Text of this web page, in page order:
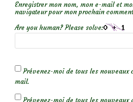
Enregistrer mon nom, mon e-mail et
navigateur pour mon prochain
Are you human? Please solve:
Prévenez-moi de tous les nouveaux
mail.
Prévenez-moi de tous les nouveaux